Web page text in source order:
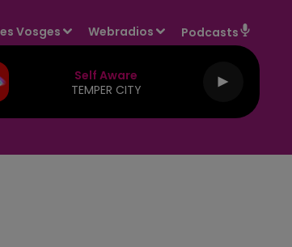
Vosges Webradios Podcasts
Self Aware
TEMPER CITY